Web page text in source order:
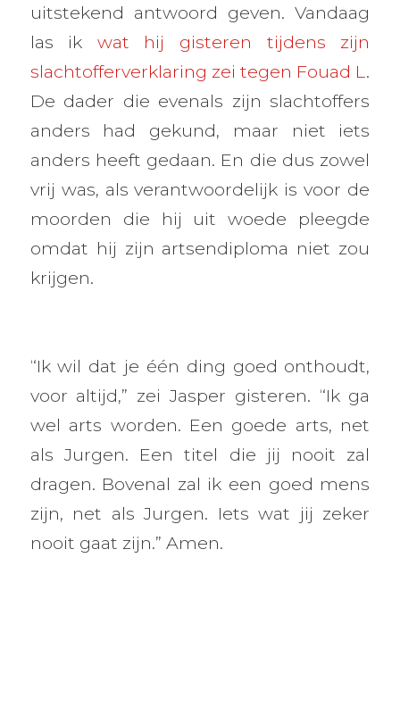
uitstekend antwoord geven. Vandaag
las ik wat hij gisteren tijdens zijn
slachtofferverklaring zei tegen Fouad L .
De dader die evenals zijn slachtoffers
anders had gekund, maar niet iets
anders heeft gedaan. En die dus zowel
vrij was, als verantwoordelijk is voor de
moorden die hij uit woede pleegde
omdat hij zijn artsendiploma niet zou
krijgen.
“Ik wil dat je één ding goed onthoudt,
voor altijd,” zei Jasper gisteren. “Ik ga
wel arts worden. Een goede arts, net
als Jurgen. Een titel die jij nooit zal
dragen. Bovenal zal ik een goed mens
zijn, net als Jurgen. Iets wat jij zeker
nooit gaat zijn.” Amen.